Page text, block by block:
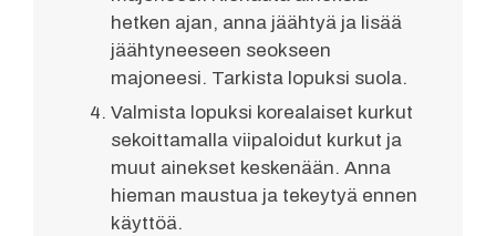
hetken ajan, anna jäähtyä ja lisää
jäähtyneeseen seokseen
majoneesi. Tarkista lopuksi suola.
Valmista lopuksi korealaiset kurkut
sekoittamalla viipaloidut kurkut ja
muut ainekset keskenään. Anna
hieman maustua ja tekeytyä ennen
käyttöä.